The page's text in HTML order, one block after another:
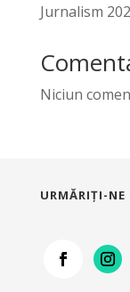
Jurnalism
Niciun
URMĂRIŢI-NE